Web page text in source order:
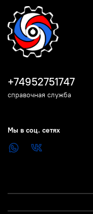
+74952751747
справочная служба
Мы в соц. сетях